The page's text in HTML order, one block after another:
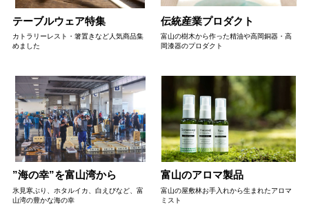
テーブルウェア特集
カトラリーレスト・箸置きなど人気商品集
めました
伝統産業プロダクト
富山の樹木から作った精油や高岡銅器・高
岡漆器のプロダクト
”海の幸”を富山湾から
氷見寒ぶり、ホタルイカ、白えびなど、富
山湾の豊かな海の幸
富山のアロマ製品
富山の屋敷林お手入れから生まれたアロマ
ミスト